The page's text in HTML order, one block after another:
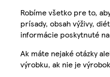
Robíme všetko pre to,
prísady, obsah výživy,
informácie poskytnuté
Ak máte nejaké otázky
výrobku, ak nie je